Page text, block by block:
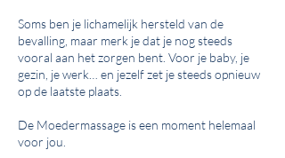
Soms ben je lichamelijk hersteld van de
bevalling, maar merk je dat je nog steeds
vooral aan het zorgen bent. Voor je baby, je
gezin, je werk… en jezelf zet je steeds opnieuw
op de laatste plaats.
De Moedermassage is een moment helemaal
voor jou.